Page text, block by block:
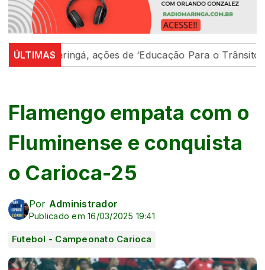
ÚLTIMAS
Maringá, ações de ‘Educação Para o Trânsito’
Flamengo empata com o
Fluminense e conquista
o Carioca-25
Por Administrador
Publicado em 16/03/2025 19:41
Futebol - Campeonato Carioca